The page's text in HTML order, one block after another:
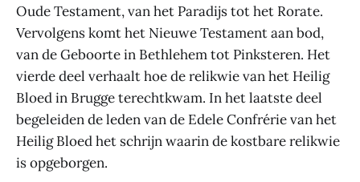
Oude Testament, van het Paradijs tot het Rorate.
Vervolgens komt het Nieuwe Testament aan bod,
van de Geboorte in Bethlehem tot Pinksteren. Het
vierde deel verhaalt hoe de relikwie van het Heilig
Bloed in Brugge terechtkwam. In het laatste deel
begeleiden de leden van de Edele Confrérie van het
Heilig Bloed het schrijn waarin de kostbare relikwie
is opgeborgen.